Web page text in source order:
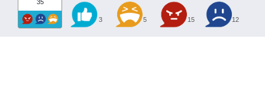
35
3 5 15 12